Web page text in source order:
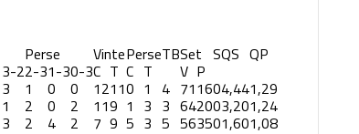
Perse VintePerseTBSet SQS QP
3-22-31-30-3C T C T V P
3 1 0 0 12110 1 4 711604,441,29
1 2 0 2 119 1 3 3 642003,201,24
3 2 4 2 7 9 5 3 5 563501,601,08